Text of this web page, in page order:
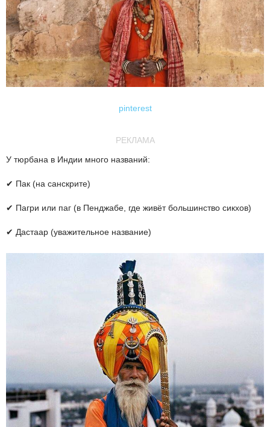
pinterest
РЕКЛАМА
У тюрбана в Индии много названий:
✔ Пак (на санскрите)
✔ Пагри или паг (в Пенджабе, где живёт большинство сикхов)
✔ Дастаар (уважительное название)